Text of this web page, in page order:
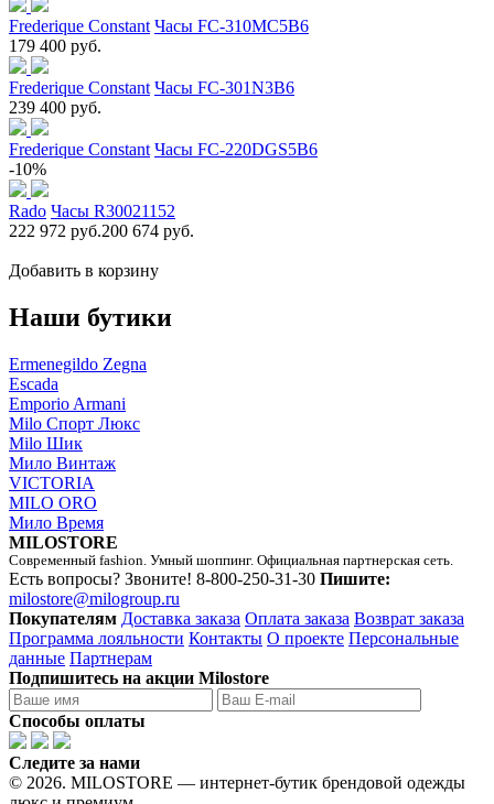
Frederique Constant Часы FC-310MC5B6
179 400 руб.
Frederique Constant Часы FC-301N3B6
239 400 руб.
Frederique Constant Часы FC-220DGS5B6
-10%
Rado Часы R30021152
222 972 руб.200 674 руб.
Добавить в корзину
Наши бутики
Ermenegildo Zegna
Escada
Emporio Armani
Milo Спорт Люкс
Milo Шик
Мило Винтаж
VICTORIA
MILO ORO
Мило Время
MILOSTORE
Современный fashion. Умный шоппинг. Официальная партнерская сеть.
Есть вопросы? Звоните! 8-800-250-31-30 Пишите:
milostore@milogroup.ru
Покупателям Доставка заказа Оплата заказа Возврат заказа
Программа лояльности Контакты О проекте Персональные
данные Партнерам
Подпишитесь на акции Milostore
Способы оплаты
Следите за нами
© 2026. MILOSTORE — интернет-бутик брендовой одежды